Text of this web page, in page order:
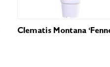
Clematis Montana